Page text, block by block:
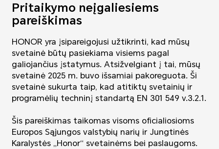
Pritaikymo neįgaliesiems
pareiškimas
HONOR yra įsipareigojusi užtikrinti, kad mūsų
svetainė būtų pasiekiama visiems pagal
galiojančius įstatymus. Atsižvelgiant į tai, mūsų
svetainė 2025 m. buvo išsamiai pakoreguota. Ši
svetainė sukurta taip, kad atitiktų svetainių ir
programėlių techninį standartą EN 301 549 v.3.2.1.
Šis pareiškimas taikomas visoms oficialiosioms
Europos Sąjungos valstybių narių ir Jungtinės
Karalystės „Honor“ svetainėms bei paslaugoms.